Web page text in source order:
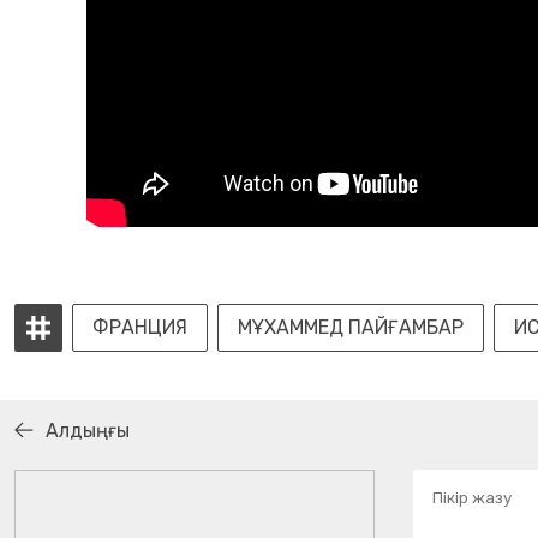
ФРАНЦИЯ МҰХАММЕД ПАЙҒАМБАР
Алдыңғы